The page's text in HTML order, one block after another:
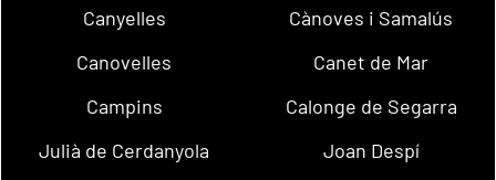
Canyelles
Cànoves i Samalús
Canovelles
Canet de Mar
Campins
Calonge de Segarra
Julià de Cerdanyola
Joan Despí